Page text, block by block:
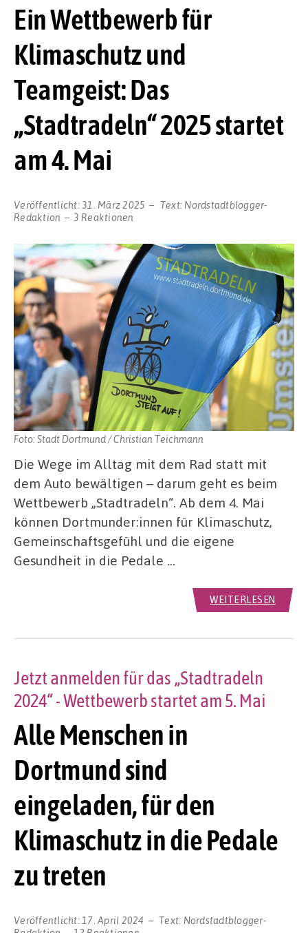
Ein Wettbewerb für
Klimaschutz und
Teamgeist: Das
„Stadtradeln“ 2025 startet
am 4. Mai
Veröffentlicht:31. März 2025 Text: Nordstadtblogger-
Redaktion
3 Reaktionen
Foto: Stadt Dortmund / Christian Teichmann
Die Wege im Alltag mit dem Rad statt mit
dem Auto bewältigen – darum geht es beim
Wettbewerb „Stadtradeln“. Ab dem 4. Mai
können Dortmunder:innen für Klimaschutz,
Gemeinschaftsgefühl und die eigene
Gesundheit in die Pedale …
WEITERLESEN
Alle Menschen in
Dortmund sind
eingeladen, für den
Klimaschutz in die Pedale
zu treten
Jetzt anmelden für das „Stadtradeln
2024“ - Wettbewerb startet am 5. Mai
Veröffentlicht: 17. April 2024 Text: Nordstadtblogger-